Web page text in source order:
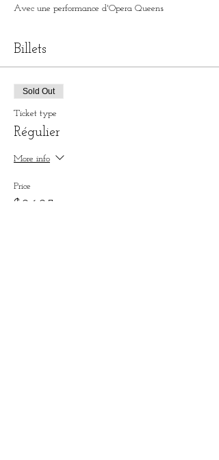
Avec une performance d'Opera Queens
Billets
Sold Out
Ticket type
Régulier
More info
Price
$26.25